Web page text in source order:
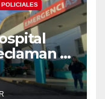
POLICIALES
el
y